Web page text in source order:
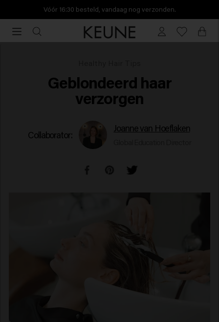
Vóór 16:30 besteld, vandaag nog verzonden.
16:30
Geblondeerd haar
verzorgen
Collaborator:
Joanne van Hoeflaken